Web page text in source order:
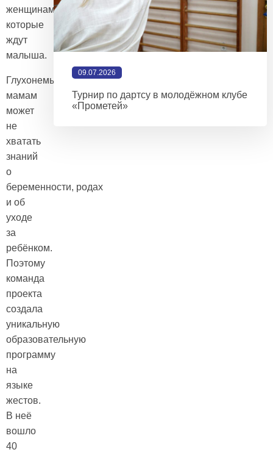
женщинам,
которые
ждут
малыша.
Глухонемым
мамам
может
не
хватать
знаний
о
беременности, родах
и об
уходе
за
ребёнком.
Поэтому
команда
проекта
создала
уникальную
образовательную
программу
на
языке
жестов.
В неё
вошло
40
09.07.2026
Турнир по дартсу в молодёжном клубе
«Прометей»